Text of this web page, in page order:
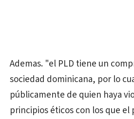
Ademas. "el PLD tiene un
sociedad dominicana, por lo
públicamente de quien haya
principios éticos con los que el